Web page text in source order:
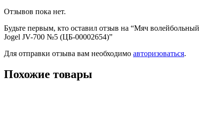
Отзывов пока нет.
Будьте первым, кто оставил отзыв на “Мяч волейбольный
Jogel JV-700 №5 (ЦБ-00002654)”
Для отправки отзыва вам необходимо авторизоваться.
Похожие товары